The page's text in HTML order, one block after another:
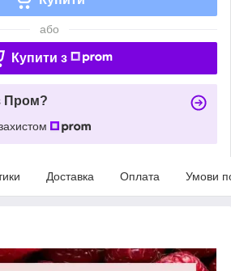
або
Купити з
Пром?
Доставка Оплата Умови